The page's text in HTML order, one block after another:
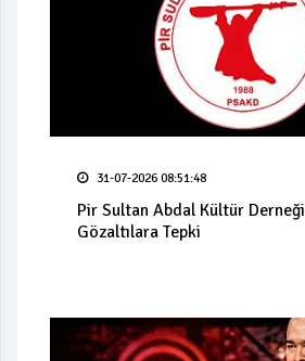
31-07-2026 08:51:48
Pir Sultan Abdal Kültür
Gözaltılara Tepki